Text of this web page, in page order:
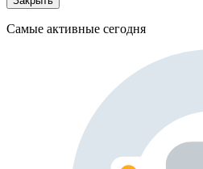
Самые активные сегодня